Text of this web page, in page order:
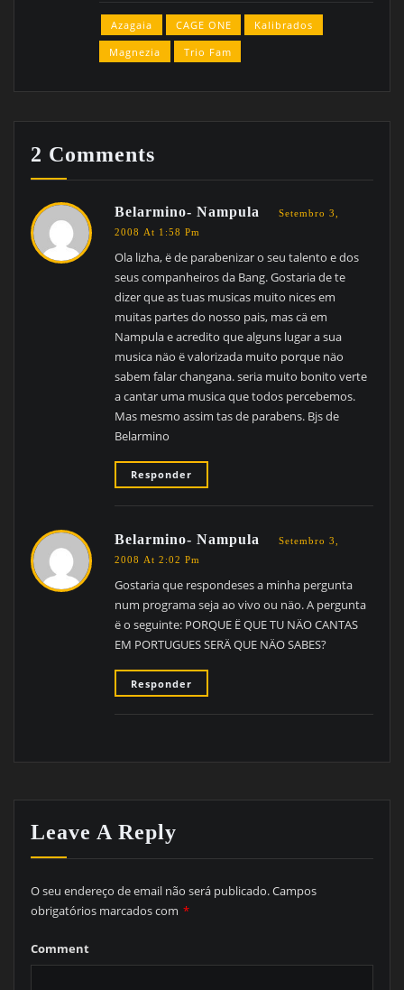
Azagaia CAGE ONE
Kalibrados
Magnezia
Trio Fam
2 Comments
Belarmino- Nampula
Setembro 3,
2008 At 1:58 Pm
Ola lizha, ë de parabenizar o seu talento e dos
seus companheiros da Bang. Gostaria de te
dizer que as tuas musicas muito nices em
muitas partes do nosso pais, mas cä em
Nampula e acredito que alguns lugar a sua
musica näo ë valorizada muito porque näo
sabem falar changana. seria muito bonito verte
a cantar uma musica que todos percebemos.
Mas mesmo assim tas de parabens. Bjs de
Belarmino
Responder
Belarmino- Nampula
Setembro 3,
2008 At 2:02 Pm
Gostaria que respondeses a minha pergunta
num programa seja ao vivo ou näo. A pergunta
ë o seguinte: PORQUE Ë QUE TU NÄO CANTAS
EM PORTUGUES SERÄ QUE NÄO SABES?
Responder
Leave A Reply
O seu endereço de email não será publicado.Campos
obrigatórios marcados com *
Comment